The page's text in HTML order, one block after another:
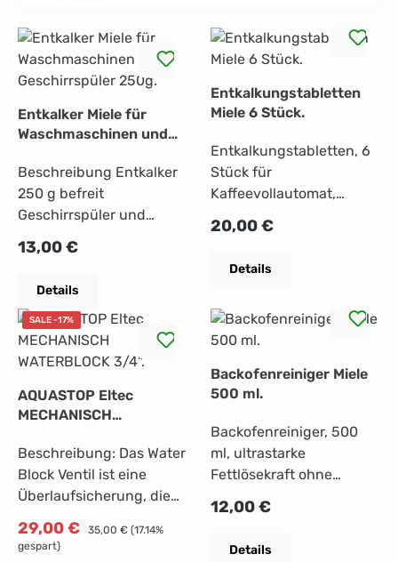
Entkalker Miele für
Waschmaschinen und
Beschreibung Entkalker
250 g befreit
Geschirrspüler und
gefährlichen
und schonend dank
natürlicher
Zitronensäure, schont
Heizstäbe, Trommel und
andere Bauteile, sichert
optimale
spezielle Miele
Formulierung, je nach
Bedarf 1-3 mal pro Jahr
Regulärer Preis:
13,00 €
Details
Entkalkungstabletten
Miele 6 Stück.
Entkalkungstabletten, 6
Stück für
Kaffeevollautomat,
FashionMaster,
Klimagaren.• Gründliche
Ablagerungen und
Verkalkungen • Höchst
effektive und dabei
materialschonende
Abgestimmte
Formulierung — Spezielle
Miele Rezeptur • Keine
nach Entkalkung • Beste
Verlässlichkeit
Regulärer Preis:
20,00 €
Details
SALE -17%
AQUASTOP Eltec
MECHANISCH
Beschreibung: Das Water
Block Ventil ist eine
Überlaufsicherung, die
Wasserverbrauch
Verkaufspreis:
29,00 € Regulärer Preis:
35,00 € (17.14%
gespart)
Backofenreiniger Miele
500 ml.
Backofenreiniger, 500
ml, ultrastarke
Fettlösekraft ohne
Geruchsbildung, mühelo
Regulärer Preis:
12,00 €
Details